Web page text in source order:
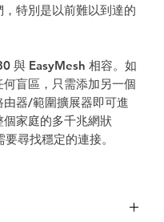
特別是以前難以到達的
與 EasyMesh 相容。如
盲區，只需添加另一個
由器/範圍擴展器即可進
家庭的多千兆網狀
要尋找穩定的連接。